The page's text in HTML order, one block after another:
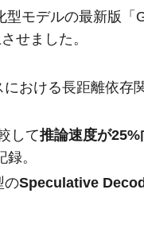
モデルの最新版
せました。
おける長距離依存
して推論速度が25%
録。
のSpeculative